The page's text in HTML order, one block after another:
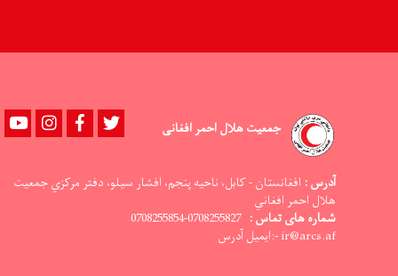
جمعیت هلال احمر افغانی YoutubeinstagramFacebook
آدرس : افغانستان - کابل، ناحيه پنجم، افشار سيلو، دفتر مرکزي جمعيت
هلال احمر افغاني
شماره های تماس : 0708255827-0708255854
ir@arcs.af -:ایمیل آدرس